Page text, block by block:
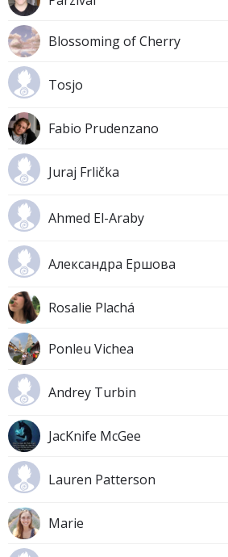
Blossoming of Cherry
Tosjo
Fabio Prudenzano
Juraj Frlička
Ahmed El-Araby
Александра Ершова
Rosalie Plachá
Ponleu Vichea
Andrey Turbin
JacKnife McGee
Lauren Patterson
Marie